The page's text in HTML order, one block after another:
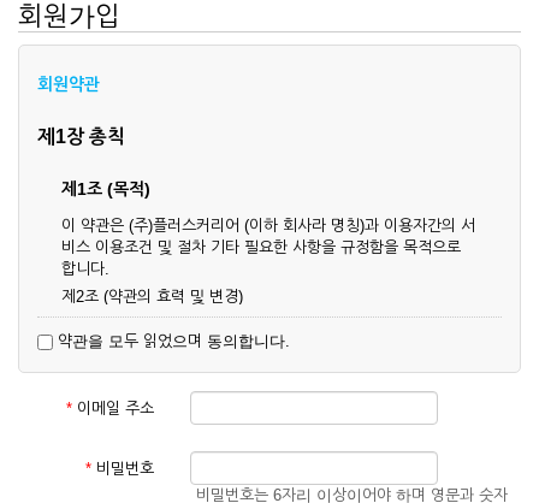
회원가입
회원약관
제1장 총칙
제1조 (목적)
이 약관은 (주)플러스커리어 (이하 회사라 명칭)과 이용자간의 서
비스 이용조건 및 절차 기타 필요한 사항을 규정함을 목적으로
합니다.
제2조 (약관의 효력 및 변경)
업상 중요 하거나 합리적인 사유가 발생할 경우 온라인 공사를
통하여 변경할 수 있습니다.
② 회원은 변경된 약관에 동의하지 않을 경우 서비스 이용을 중
단하고 이용계약을 해지할 수 있습니다. 약관의 효력 발생일 이
것으로 간주됩니다.
제3조 (약관의 외 준칙)
약관을 모두 읽었으며 동의합니다.
* 이메일 주소
* 비밀번호
비밀번호는 6자리 이상이어야 하며 영문과 숫자